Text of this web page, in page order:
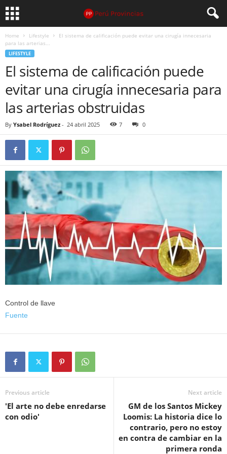
Home Lifestyle
El sistema de calificación puede evitar una cirugía innecesaria
para las arterias...
LIFESTYLE
El sistema de calificación puede
evitar una cirugía innecesaria para
las arterias obstruidas
By Ysabel Rodríguez - 24 abril 2025 7 0
Control de llave
Fuente
Previous article
'El arte no debe enredarse
con odio'
Next article
GM de los Santos Mickey
Loomis: La historia dice lo
contrario, pero no estoy
en contra de cambiar en la
primera ronda